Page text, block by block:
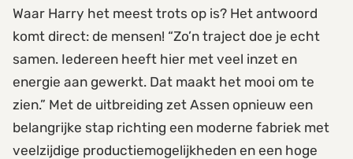
Waar Harry het meest trots op is? Het antwoord
komt direct: de mensen! “Zo’n traject doe je echt
samen. Iedereen heeft hier met veel inzet en
energie aan gewerkt. Dat maakt het mooi om te
zien.” Met de uitbreiding zet Assen opnieuw een
belangrijke stap richting een moderne fabriek met
veelzijdige productiemogelijkheden en een hoge